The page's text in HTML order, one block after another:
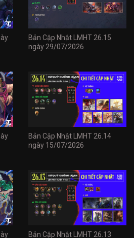
Bản Cập Nhật LMHT 26.15
ngày 29/07/2026
Bản Cập Nhật LMHT 26.14
ngày 15/07/2026
Bản Cập Nhật LMHT 26.13